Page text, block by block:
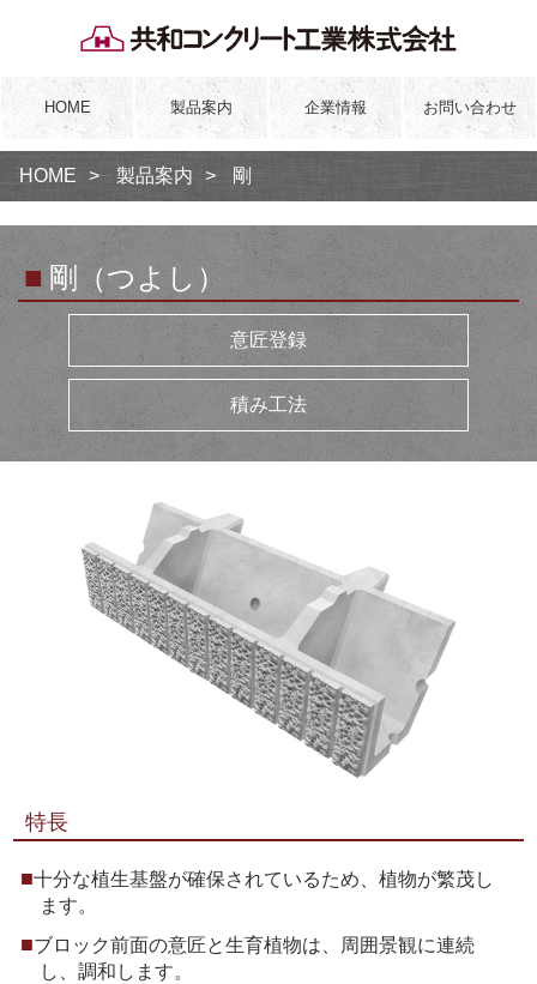
HOME 製品案内 企業情報 お問い合わせ
HOME 製品案内 剛
■ 剛（つよし）
意匠登録
積み工法
特長
十分な植生基盤が確保されているため、植物が繁茂し
ます。
ブロック前面の意匠と生育植物は、周囲景観に連続
し、調和します。